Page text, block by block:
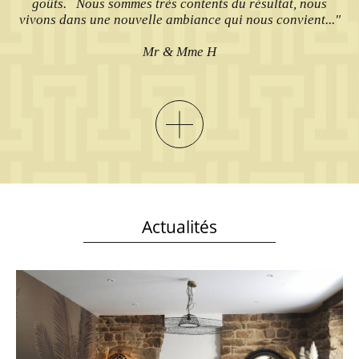
goûts. Nous sommes très contents du résultat, nous
vivons dans une nouvelle ambiance qui nous convient..."
Mr & Mme H
Actualités